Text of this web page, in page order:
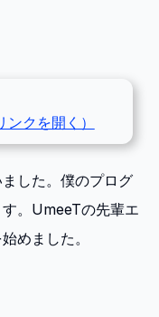
した。僕のプログ
。UmeeTの先輩エ
めました。